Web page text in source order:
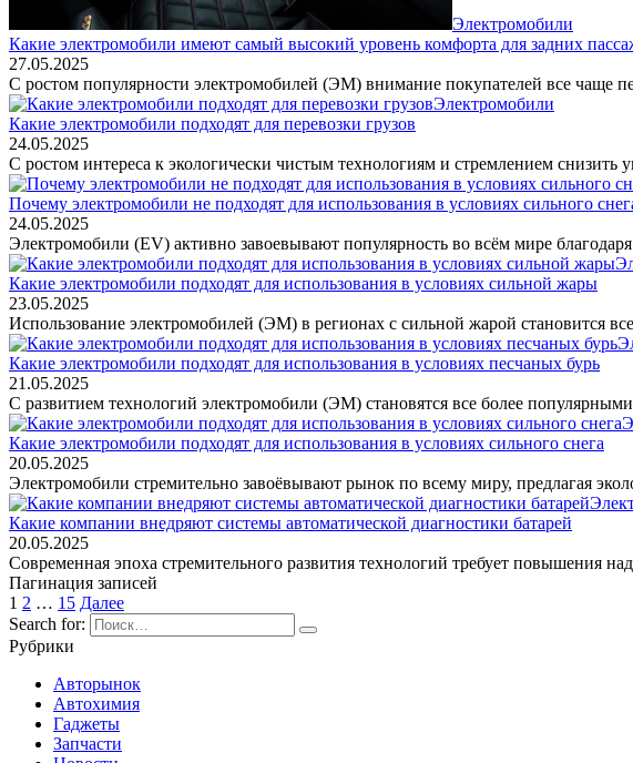
Электромобили
Какие электромобили имеют самый высокий уровень комфорта для задних
27.05.2025
С ростом популярности электромобилей (ЭМ) внимание покупателей все чаще
Электромобили
Какие электромобили подходят для перевозки грузов
24.05.2025
С ростом интереса к экологически чистым технологиям и стремлением снизить
Почему электромобили не подходят для использования в условиях сильного
24.05.2025
Электромобили (EV) активно завоевывают популярность во всём мире
Какие электромобили подходят для использования в условиях сильной жары
23.05.2025
Использование электромобилей (ЭМ) в регионах с сильной жарой становится
Какие электромобили подходят для использования в условиях песчаных бурь
21.05.2025
С развитием технологий электромобили (ЭМ) становятся все более
Какие электромобили подходят для использования в условиях сильного снега
20.05.2025
Электромобили стремительно завоёвывают рынок по всему миру, предлагая
Какие компании внедряют системы автоматической диагностики батарей
20.05.2025
Современная эпоха стремительного развития технологий требует повышения
Пагинация записей
1 2 … 15 Далее
Search for:
Рубрики
Авторынок
Автохимия
Гаджеты
Запчасти